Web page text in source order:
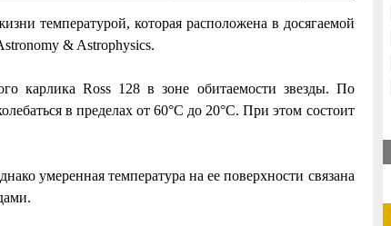
температурой, которая расположена в досягаемой
& Astrophysics.
карлика Ross 128 в зоне обитаемости звезды. По
в пределах от 60°С до 20°С. При этом состоит
умеренная температура на ее поверхности связана